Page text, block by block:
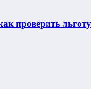
проверить льготу